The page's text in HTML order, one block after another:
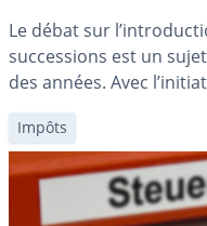
Le débat sur
successions est un
des années. Avec
ce thème devrait rester
question centrale est
héritages, en tant que
aux inégalités sociales
Impôts